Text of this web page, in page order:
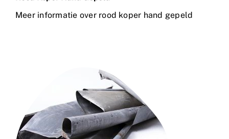
Meer informatie over rood koper hand gepeld